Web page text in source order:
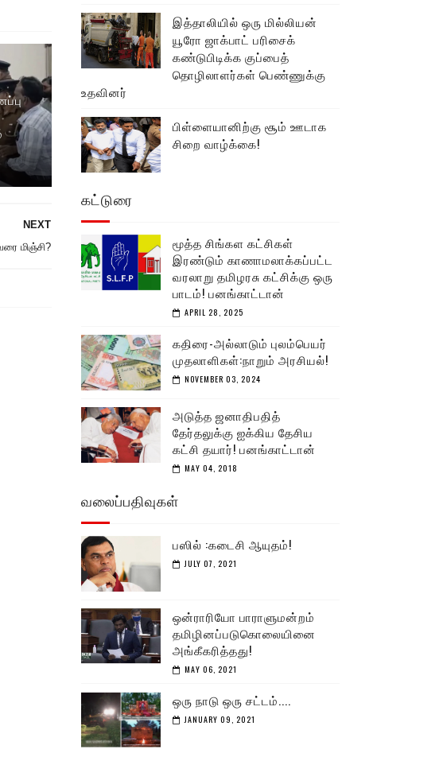
NEXT
மிஞ்சி?
இத்தாலியில் ஒரு மில்லியன்
யூரோ ஜாக்பாட் பரிசைக்
கண்டுபிடிக்க குப்பைத்
தொழிலாளர்கள் பெண்ணுக்கு
உதவினர்
பிள்ளையானிற்கு சூம் ஊடாக
சிறை வாழ்க்கை!
கட்டுரை
மூத்த சிங்கள கட்சிகள்
இரண்டும் காணாமலாக்கப்பட்ட
வரலாறு தமிழரசு கட்சிக்கு ஒரு
பாடம்! பனங்காட்டான்
APRIL 28, 2025
கதிரை-அல்லாடும் புலம்பெயர்
முதலாளிகள்:நாறும் அரசியல்!
NOVEMBER 03, 2024
அடுத்த ஜனாதிபதித்
தேர்தலுக்கு ஐக்கிய தேசிய
கட்சி தயார்! பனங்காட்டான்
MAY 04, 2018
வலைப்பதிவுகள்
பஸில் :கடைசி ஆயுதம்!
JULY 07, 2021
ஒன்ராரியோ பாராளுமன்றம்
தமிழினப்படுகொலையினை
அங்கீகரித்தது!
MAY 06, 2021
ஒரு நாடு ஒரு சட்டம்....
JANUARY 09, 2021